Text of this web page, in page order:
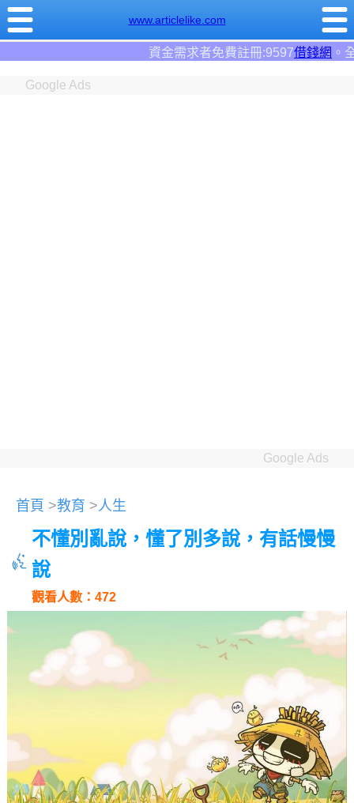
www.articlelike.com
資金需求者免費註冊:9597借錢網。全台前三大借錢網站
Google Ads
Google Ads
首頁 >教育 >人生
不懂別亂說，懂了別多說，有話慢慢
說
觀看人數：472